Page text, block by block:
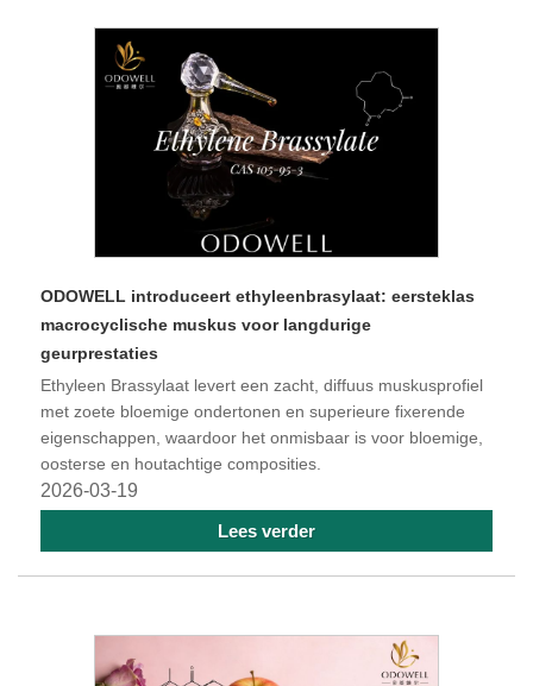
ODOWELL introduceert ethyleenbrasylaat: eersteklas
macrocyclische muskus voor langdurige
geurprestaties
Ethyleen Brassylaat levert een zacht, diffuus muskusprofiel
met zoete bloemige ondertonen en superieure fixerende
eigenschappen, waardoor het onmisbaar is voor bloemige,
oosterse en houtachtige composities.
2026-03-19
Lees verder